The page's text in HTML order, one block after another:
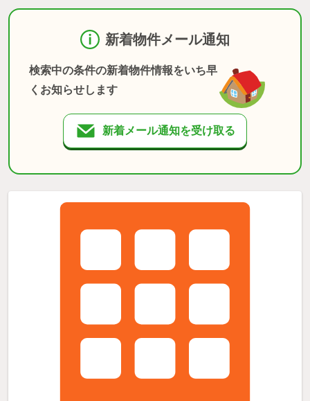
新着物件メール通知
検索中の条件の新着物件情報をいち早
くお知らせします
新着メール通知を受け取る